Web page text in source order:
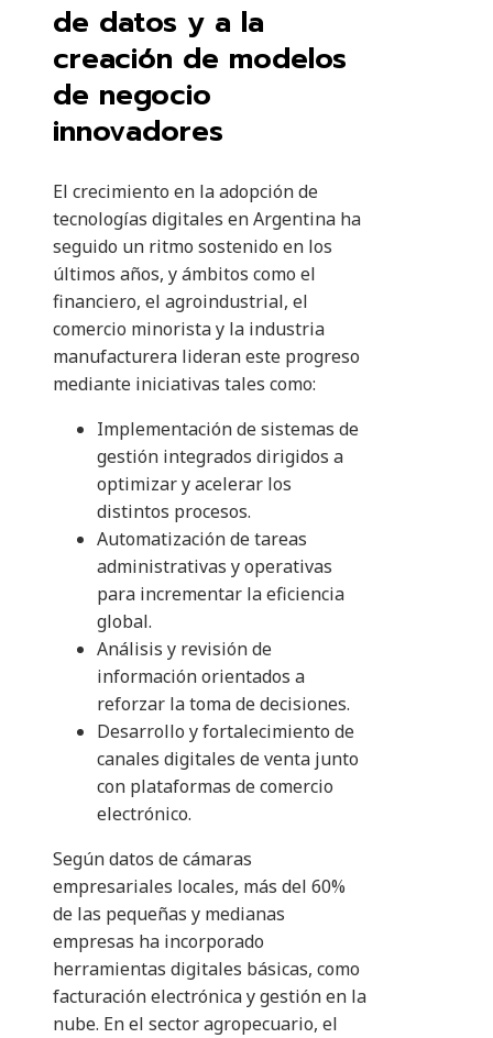
de datos y a la
creación de modelos
de negocio
innovadores
El crecimiento en la adopción de
tecnologías digitales en Argentina ha
seguido un ritmo sostenido en los
últimos años, y ámbitos como el
financiero, el agroindustrial, el
comercio minorista y la industria
manufacturera lideran este progreso
mediante iniciativas tales como:
Implementación de sistemas de
gestión integrados dirigidos a
optimizar y acelerar los
distintos procesos.
Automatización de tareas
administrativas y operativas
para incrementar la eficiencia
global.
Análisis y revisión de
información orientados a
reforzar la toma de decisiones.
Desarrollo y fortalecimiento de
canales digitales de venta junto
con plataformas de comercio
electrónico.
Según datos de cámaras
empresariales locales, más del 60%
de las pequeñas y medianas
empresas ha incorporado
herramientas digitales básicas, como
facturación electrónica y gestión en la
nube. En el sector agropecuario, el